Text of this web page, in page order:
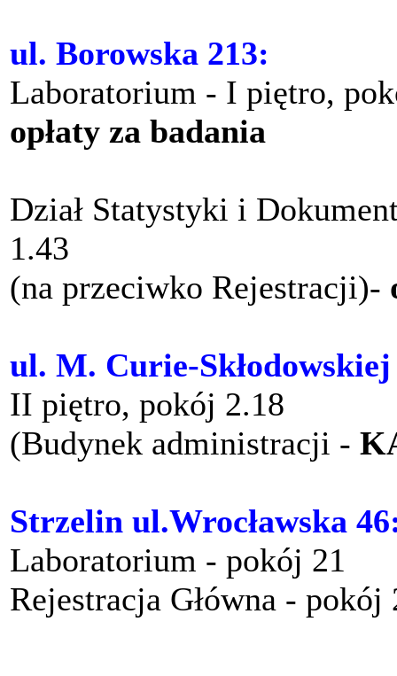
ul. Borowska 213:
Laboratorium - I piętro,
opłaty za badania
Dział Statystyki i
1.43
(na przeciwko Rejestracji)-
ul. M. Curie-Skłodowskiej
II piętro, pokój 2.18
(Budynek administracji -
Strzelin ul.Wrocławska
Laboratorium - pokój 21
Rejestracja Główna -